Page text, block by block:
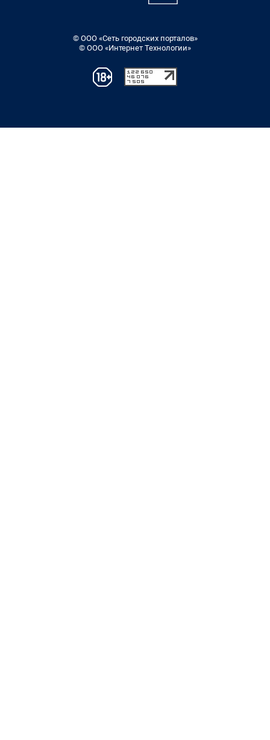
© ООО «Сеть городских порталов»
© ООО «Интернет Технологии»